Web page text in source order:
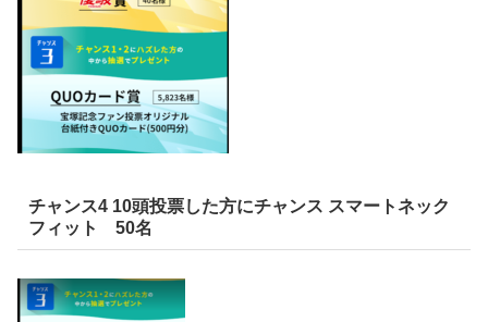
チャンス4 10頭投票した方にチャンス スマートネック
フィット 50名